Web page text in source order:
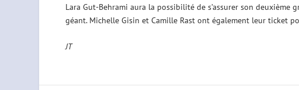
Lara Gut-Behrami aura la possibilité de s’assurer son
géant. Michelle Gisin et Camille Rast ont également leur ticket
JT